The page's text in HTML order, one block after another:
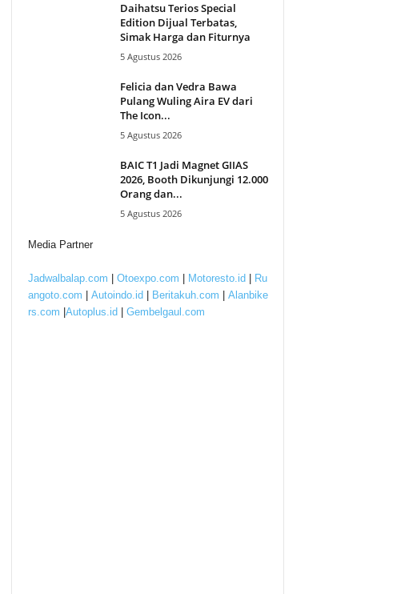
Daihatsu Terios Special
Edition Dijual Terbatas,
Simak Harga dan Fiturnya
5 Agustus 2026
Felicia dan Vedra Bawa
Pulang Wuling Aira EV dari
The Icon...
5 Agustus 2026
BAIC T1 Jadi Magnet GIIAS
2026, Booth Dikunjungi 12.000
Orang dan...
5 Agustus 2026
Media Partner
Jadwalbalap.com Otoexpo.com Motoresto.id
Ru
angoto.com
Autoindo.id Beritakuh.com
Alanbike
rs.com Autoplus.id Gembelgaul.com